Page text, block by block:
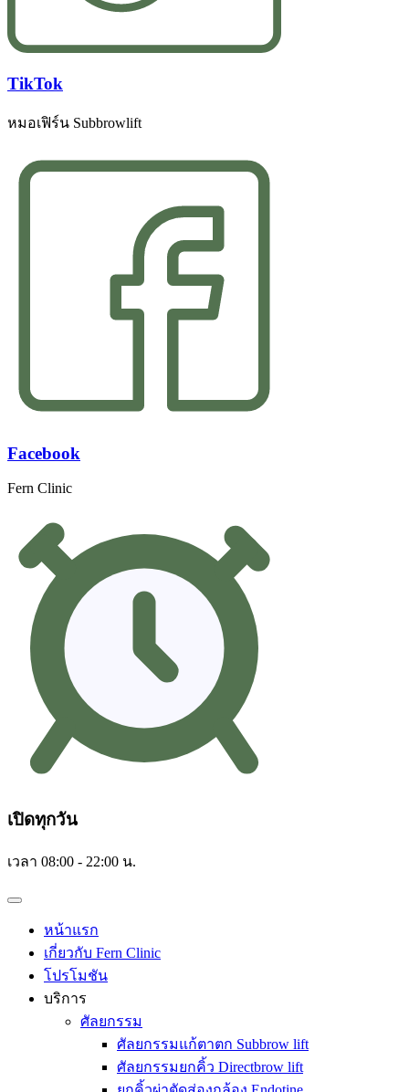
TikTok
หมอเฟิร์น Subbrowlift
Facebook
Fern Clinic
เปิดทุกวัน
เวลา 08:00 - 22:00 น.
หน้าแรก
เกี่ยวกับ Fern Clinic
โปรโมชัน
บริการ
ศัลยกรรม
ศัลยกรรมแก้ตาตก Subbrow lift
ศัลยกรรมยกคิ้ว Directbrow lift